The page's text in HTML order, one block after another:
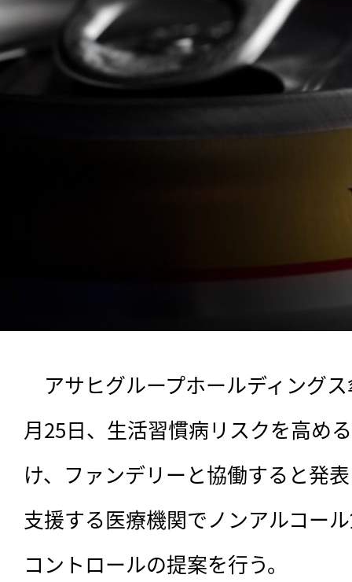
アサヒグループホールディング
月25日、生活習慣病リスクを高め
け、ファンデリーと協働すると発
支援する医療機関でノンアルコー
コントロールの提案を行う。